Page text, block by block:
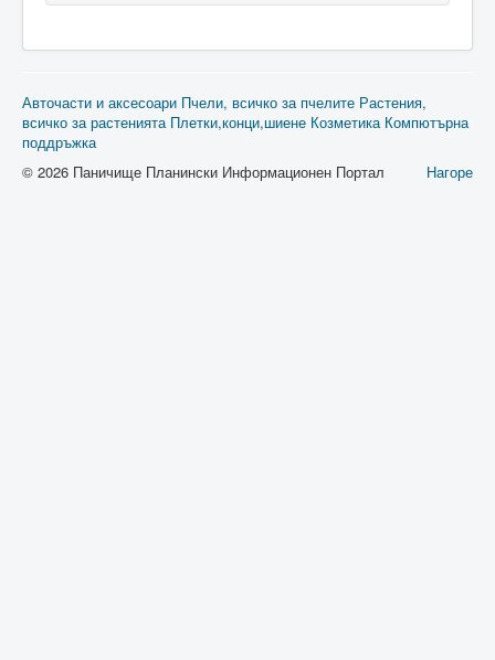
Авточасти и аксесоари Пчели, всичко за пчелите Растения,
всичко за растенията Плетки,конци,шиене Козметика Компютърна
поддръжка
Нагоре
© 2026 Паничище Планински Информационен Портал